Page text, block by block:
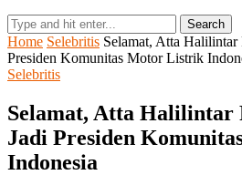
Search
Home Selebritis Selamat, Atta
Presiden Komunitas Motor Listrik
Selebritis
Selamat, Atta Halilintar
Jadi Presiden
Indonesia